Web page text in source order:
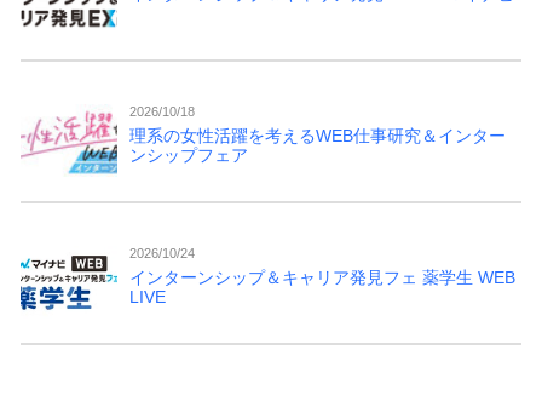
2026/10/18
理系の女性活躍を考えるWEB仕事研究＆インター
ンシップフェア
2026/10/24
インターンシップ＆キャリア発見フェ 薬学生 WEB
LIVE